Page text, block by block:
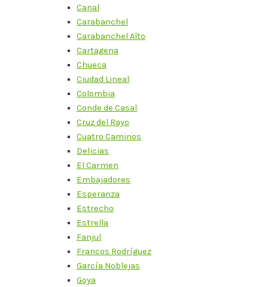
Canal
Carabanchel
Carabanchel Alto
Cartagena
Chueca
Ciudad Lineal
Colombia
Conde de Casal
Cruz del Rayo
Cuatro Caminos
Delicias
El Carmen
Embajadores
Esperanza
Estrecho
Estrella
Fanjul
Francos Rodríguez
García Noblejas
Goya